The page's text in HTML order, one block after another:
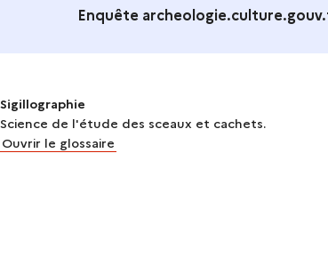
Enquête
Sigillographie
Science de l'étude des sceaux et cachets.
Ouvrir le glossaire